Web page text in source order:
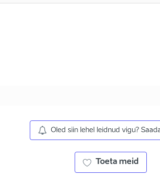
Oled siin lehel leidnud vigu?
Toeta meid